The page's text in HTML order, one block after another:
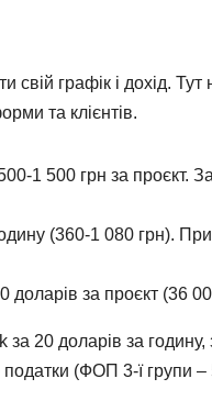
графік і дохід. Тут
та клієнтів.
1 500 грн за проєкт.
(360-1 080 грн).
за проєкт (36
20 доларів за годину,
податки (ФОП 3-ї групи